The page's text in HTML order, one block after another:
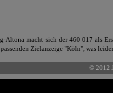
Altona macht sich der 460 017 als
Zielanzeige "Köln", was
© 2012